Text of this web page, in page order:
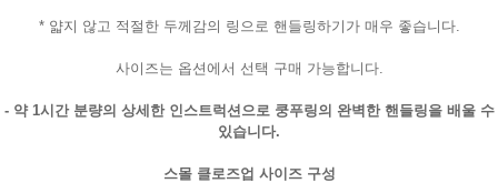
* 얇지 않고 적절한 두께감의 링으로 핸들링하기가 매우 좋습니다.
사이즈는 옵션에서 선택 구매 가능합니다.
- 약 1시간 분량의 상세한 인스트럭션으로 쿵푸링의 완벽한 핸들링을 배울 수
있습니다.
스몰 클로즈업 사이즈 구성